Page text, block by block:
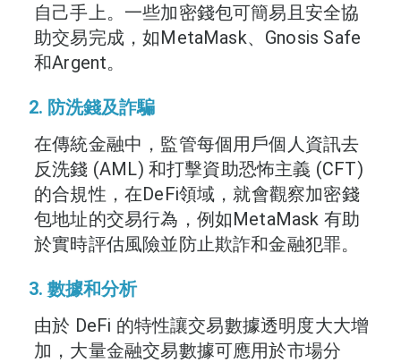
自己手上。一些加密錢包可簡易且安全協
助交易完成，如MetaMask、Gnosis Safe
和Argent。
2. 防洗錢及詐騙
在傳統金融中，監管每個用戶個人資訊去
反洗錢 (AML) 和打擊資助恐怖主義 (CFT)
的合規性，在DeFi領域，就會觀察加密錢
包地址的交易行為，例如MetaMask 有助
於實時評估風險並防止欺詐和金融犯罪。
3. 數據和分析
由於 DeFi 的特性讓交易數據透明度大大增
加，大量金融交易數據可應用於市場分